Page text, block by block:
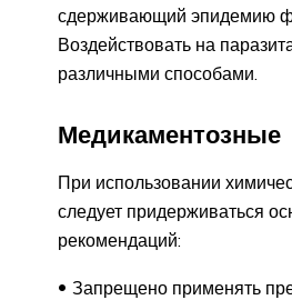
сдерживающий эпидемию
Воздействовать на
различными способами.
Медикаментозные
При использовании
следует придерживаться
рекомендаций:
Запрещено применять